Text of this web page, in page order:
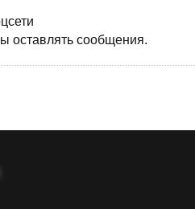
оставлять сообщения.